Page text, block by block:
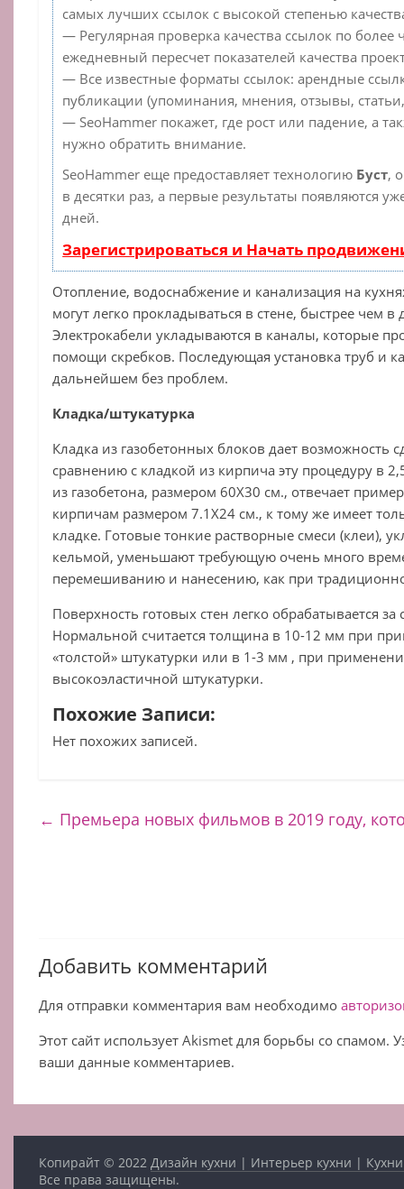
самых лучших ссылок с высокой степенью
— Регулярная проверка качества ссылок по более
ежедневный пересчет показателей качества
— Все известные форматы ссылок: арендные
публикации (упоминания, мнения, отзывы,
— SeoHammer покажет, где рост или падение, а
нужно обратить внимание.
SeoHammer еще предоставляет технологию Буст,
в десятки раз, а первые результаты появляются
дней.
Зарегистрироваться и Начать
Отопление, водоснабжение и канализация на
могут легко прокладываться в стене, быстрее чем в
Электрокабели укладываются в каналы, которые
помощи скребков. Последующая установка труб и
дальнейшем без проблем.
Кладка/штукатурка
Кладка из газобетонных блоков дает возможность
сравнению с кладкой из кирпича эту процедуру в
из газобетона, размером 60Х30 см., отвечает
кирпичам размером 7.1Х24 см., к тому же имеет
кладке. Готовые тонкие растворные смеси (клеи),
кельмой, уменьшают требующую очень много
перемешиванию и нанесению, как при
Поверхность готовых стен легко обрабатывается
Нормальной считается толщина в 10-12 мм при
«толстой» штукатурки или в 1-3 мм , при
высокоэластичной штукатурки.
Похожие Записи:
Нет похожих записей.
← Премьера новых фильмов в 2019 году,
Добавить комментарий
Для отправки комментария вам необходимо
Этот сайт использует Akismet для борьбы со спамом.
ваши данные комментариев.
Копирайт © 2022 Дизайн кухни | Интерьер кухни |
Все права защищены.